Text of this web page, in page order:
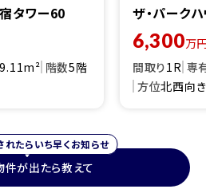
タワー60
階数5階
ザ・パーク
6,300万
間取り1R 専
方位北西向き
たらいち早くお知らせ
件が出たら教えて